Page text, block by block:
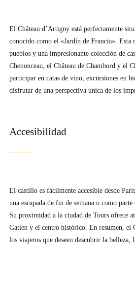
El Château d’Artigny está perfectamente
conocido como el «Jardín de Francia». Esta
pueblos y una impresionante colección de
Chenonceau, el Château de Chambord y el
participar en catas de vino, excursiones en
disfrutar de una perspectiva única de los
Accesibilidad
El castillo es fácilmente accesible desde
una escapada de fin de semana o como
Su proximidad a la ciudad de Tours ofrece
Gatien y el centro histórico. En resumen, el
los viajeros que deseen descubrir la